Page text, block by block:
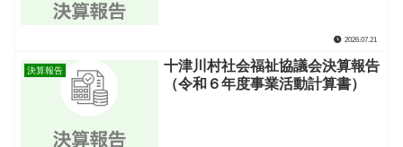
2026.07.21
決算報告
十津川村社会福祉協議会決算報告
（令和６年度事業活動計算書）